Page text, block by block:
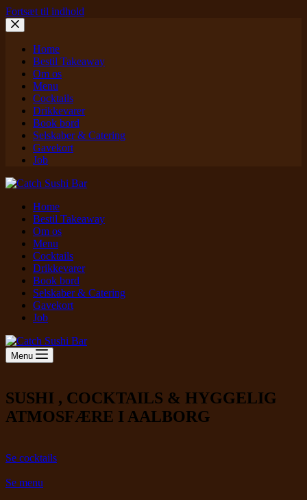
Fortsæt til indhold
Home
Bestil Takeaway
Om os
Menu
Cocktails
Drikkevarer
Book bord
Selskaber & Catering
Gavekort
Job
Home
Bestil Takeaway
Om os
Menu
Cocktails
Drikkevarer
Book bord
Selskaber & Catering
Gavekort
Job
Menu
SUSHI , COCKTAILS & HYGGELIG
ATMOSFÆRE I AALBORG
Se cocktails
Se menu